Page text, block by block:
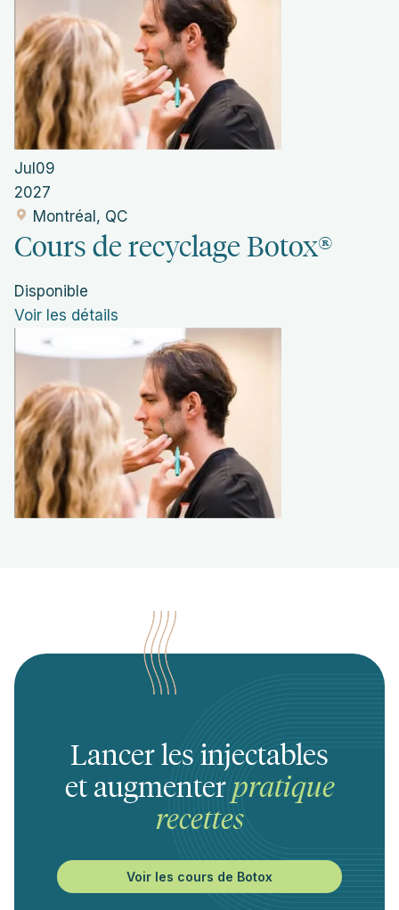
Jul09
2027
Montréal, QC
Cours de recyclage Botox®
Disponible
Voir les détails
Lancer les injectables
et augmenter pratique
recettes
Voir les cours de Botox